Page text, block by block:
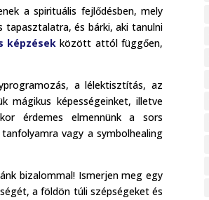
a spirituális fejlődésben, mely
tapasztalatra, és bárki, aki tanulni
képzések között attól függően,
a lélektisztítás, az
mágikus képességeinket, illetve
érdemes elmennünk a sors
vagy a symbolhealing
bizalommal! Ismerjen meg egy
a földön túli szépségeket és